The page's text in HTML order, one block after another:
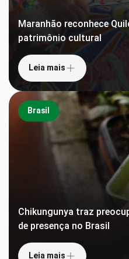
Maranhão reconhece
patrimônio cultural
Leia mais
Brasil
Chikungunya traz
de presença no Brasil
Leia mais